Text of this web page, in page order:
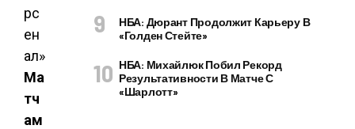
Ма
тч
ам
НБА: Дюрант Продолжит Карьеру В
«Голден Стейте»
НБА: Михайлюк Побил Рекорд
Результативности В Матче С
«Шарлотт»